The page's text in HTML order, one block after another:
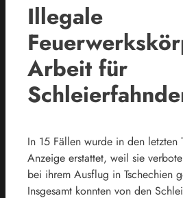
Illegale
Arbeit für
In 15 Fällen wurde in den letzten
Anzeige erstattet, weil sie
bei ihrem Ausflug in Tschechien
Insgesamt konnten von den